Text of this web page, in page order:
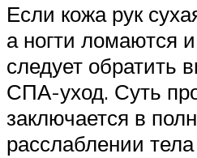
Если кожа рук
а ногти ломаются
следует обратить
СПА-уход. Суть
заключается в
расслаблении тела